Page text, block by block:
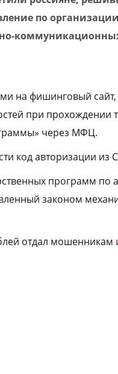
по
на фишинговый
при прохождении
через МФЦ.
код авторизации
программ по
законом
отдал мошенникам